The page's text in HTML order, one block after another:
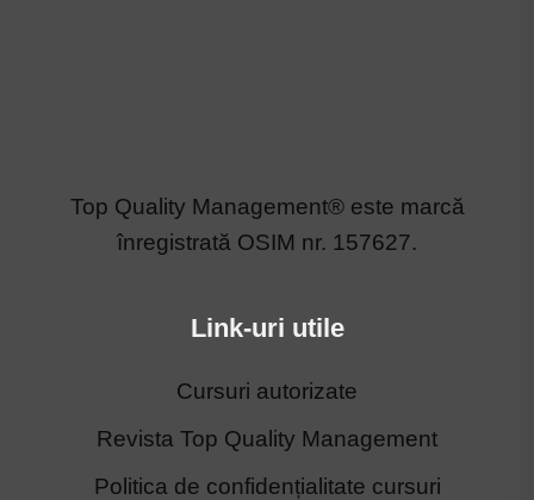
Top Quality Management® este marcă
înregistrată OSIM nr. 157627.
Link-uri utile
Cursuri autorizate
Revista Top Quality Management
Politica de confidențialitate cursuri